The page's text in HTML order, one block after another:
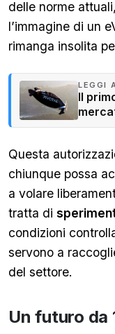
delle norme
l’immagine di un
rimanga insolita
LEGGI
Il
Questa
chiunque possa
a volare
tratta di
condizioni
servono a
del settore.
Un futuro da